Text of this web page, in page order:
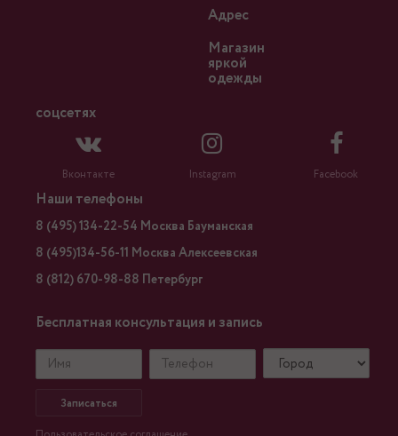
Адрес
Магазин
яркой
одежды
соцсетях
Вконтакте Instagram Facebook
Наши телефоны
8 (495) 134-22-54 Москва Бауманская
8 (495)134-56-11 Москва Алексеевская
8 (812) 670-98-88 Петербург
Бесплатная консультация и запись
Записаться